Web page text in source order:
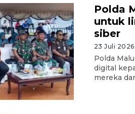
Polda
untuk
siber
23 Juli 2026
Polda
digital
mereka